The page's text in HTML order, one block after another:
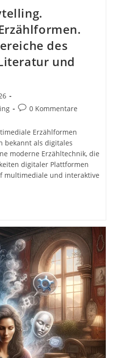
des
und
Beitrags-
0 Kommentare
Erzählformen
bekannt als digitales
moderne Erzähltechnik, die
digitaler Plattformen
multimediale und interaktive